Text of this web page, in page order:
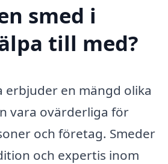
smed i
till med?
erbjuder en mängd olika
vara ovärderliga för
och företag. Smeder
och expertis inom